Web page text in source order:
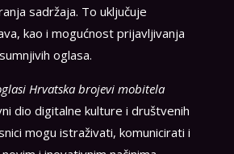
sadržaja. To uključuje
kao i mogućnost prijavljivanja
oglasa.
Hrvatska brojevi mobitela
dio digitalne kulture i društvenih
mogu istraživati, komunicirati i